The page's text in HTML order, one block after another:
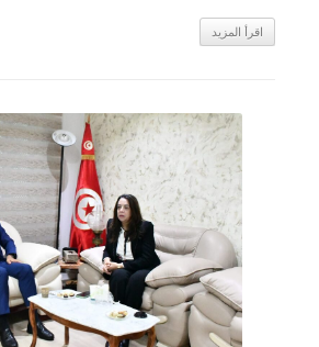
اقرأ المزيد